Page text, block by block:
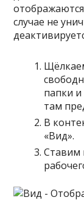
случае не
папки
там
В
«Вид».
Ставим